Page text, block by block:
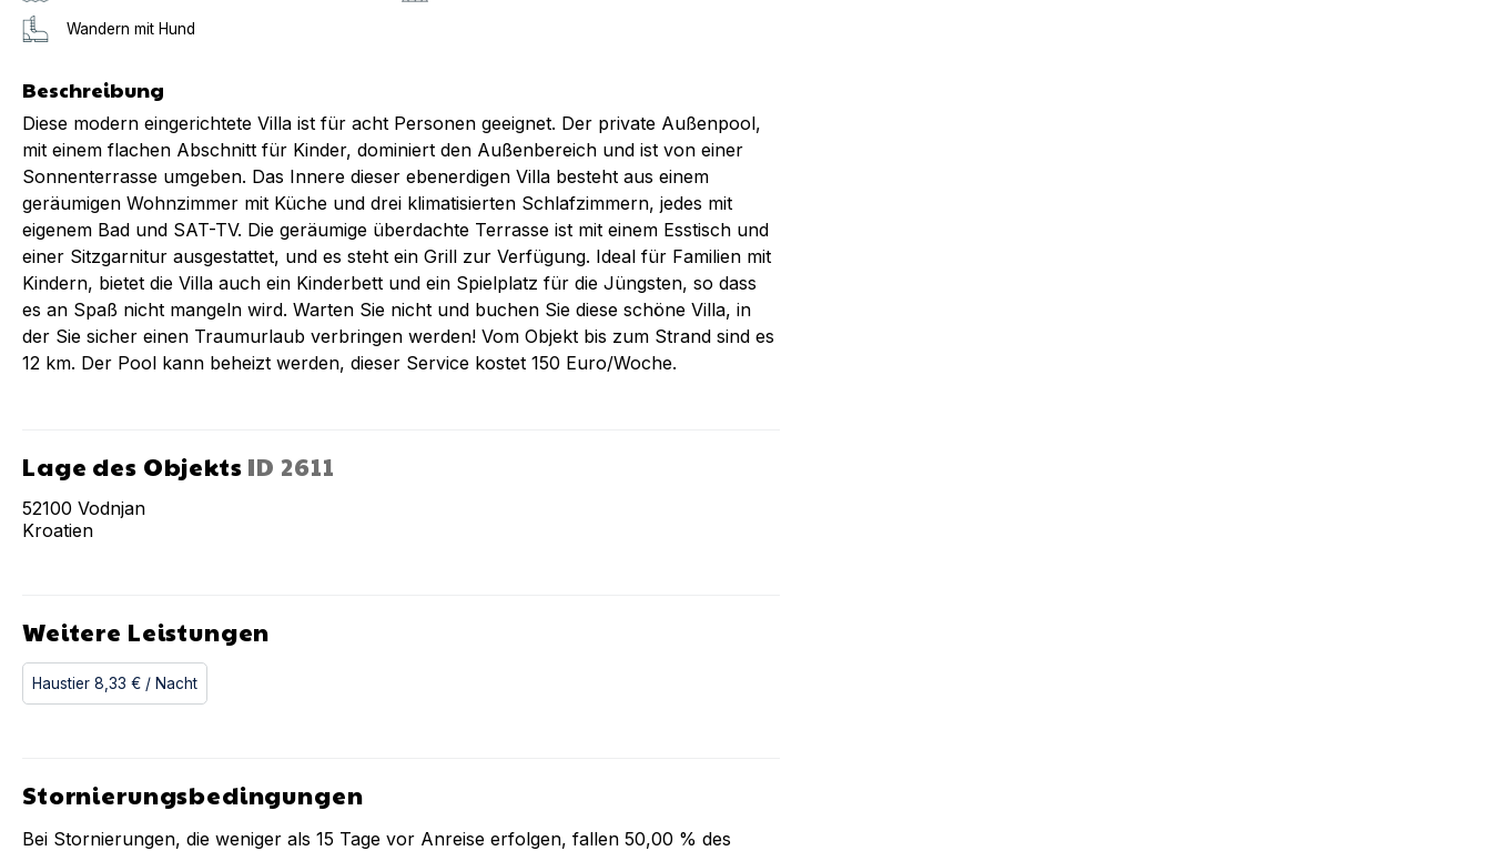
Wandern mit Hund
Beschreibung
Diese modern eingerichtete Villa ist für acht Personen geeignet. Der private Außenpool,
mit einem flachen Abschnitt für Kinder, dominiert den Außenbereich und ist von einer
Sonnenterrasse umgeben. Das Innere dieser ebenerdigen Villa besteht aus einem
geräumigen Wohnzimmer mit Küche und drei klimatisierten Schlafzimmern, jedes mit
eigenem Bad und SAT-TV. Die geräumige überdachte Terrasse ist mit einem Esstisch und
einer Sitzgarnitur ausgestattet, und es steht ein Grill zur Verfügung. Ideal für Familien mit
Kindern, bietet die Villa auch ein Kinderbett und ein Spielplatz für die Jüngsten, so dass
es an Spaß nicht mangeln wird. Warten Sie nicht und buchen Sie diese schöne Villa, in
der Sie sicher einen Traumurlaub verbringen werden! Vom Objekt bis zum Strand sind es
12 km. Der Pool kann beheizt werden, dieser Service kostet 150 Euro/Woche.
Lage des Objekts ID 2611
52100 Vodnjan
Kroatien
Weitere Leistungen
Haustier 8,33 € / Nacht
Stornierungsbedingungen
Bei Stornierungen, die weniger als 15 Tage vor Anreise erfolgen, fallen 50,00 % des